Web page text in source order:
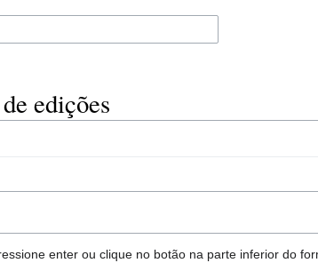
edições
enter ou clique no botão na parte inferior do